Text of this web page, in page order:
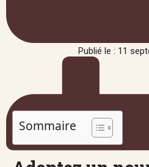
Publié le : 11
Sommaire